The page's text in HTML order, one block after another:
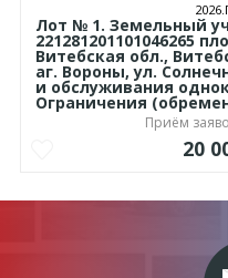
Лот № 1. Земельный
221281201101046265
Витебская обл.,
аг. Вороны, ул.
и обслуживания
Ограничения
Приём
20